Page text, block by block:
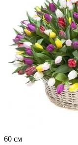
60 см